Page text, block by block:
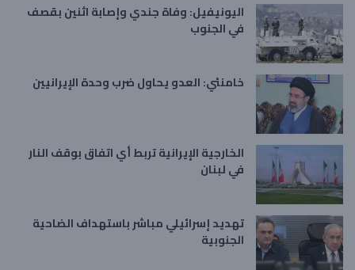
اليونيفيل: وفاة جندي وإصابة اثنين بقصف
في الجنوب
خامنئي: العدو يحاول ضرب وحدة الإيرانيين
الخارجية الإيرانية تربط أي اتفاق بوقف النار
في لبنان
تهديد إسرائيلي مباشر باستهداف الضاحية
الجنوبية